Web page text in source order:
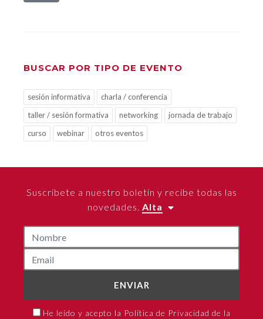
BUSCAR POR TIPO DE EVENTO
sesión informativa
charla / conferencia
taller / sesión formativa
networking
jornada de trabajo
curso
webinar otros eventos
Suscríbete a nuestro boletín y recibe todas las
novedades. Alta
ENVIAR
He leído y acepto la Política de Privacidad de la